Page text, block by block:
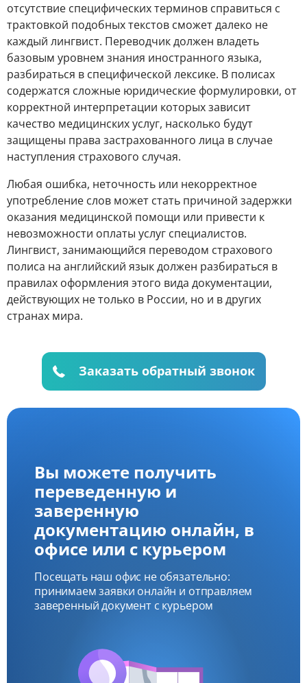
отсутствие специфических терминов справиться с
трактовкой подобных текстов сможет далеко не
каждый лингвист. Переводчик должен владеть
базовым уровнем знания иностранного языка,
разбираться в специфической лексике. В полисах
содержатся сложные юридические формулировки, от
корректной интерпретации которых зависит
качество медицинских услуг, насколько будут
защищены права застрахованного лица в случае
наступления страхового случая.
Любая ошибка, неточность или некорректное
употребление слов может стать причиной задержки
оказания медицинской помощи или привести к
невозможности оплаты услуг специалистов.
Лингвист, занимающийся переводом страхового
полиса на английский язык должен разбираться в
правилах оформления этого вида документации,
действующих не только в России, но и в других
странах мира.
Заказать обратный звонок
Вы можете получить
переведенную и
заверенную
документацию онлайн, в
офисе или с курьером
Посещать наш офис не обязательно:
принимаем заявки онлайн и отправляем
заверенный документ с курьером